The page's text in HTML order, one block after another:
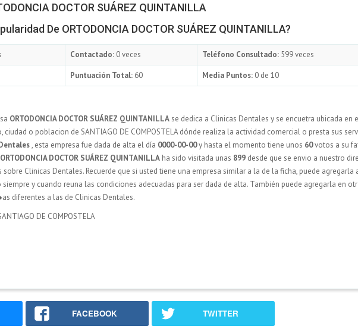
DOCTOR SUÁREZ QUINTANILLA
De ORTODONCIA DOCTOR SUÁREZ QUINTANILLA?
Contactado: 0 veces Teléfono Consultado: 599 veces
Puntuación Total: 60 Media Puntos: 0 de 10
ORTODONCIA DOCTOR SUÁREZ QUINTANILLAse dedica a Clinicas Dentales y se encuetra ubicada en
ciudad o poblacion de SANTIAGO DE COMPOSTELA dónde realiza la actividad comercial o presta sus
, esta empresa fue dada de alta el día 0000-00-00y hasta el momento tiene unos 60votos a su
ORTODONCIA DOCTOR SUÁREZ QUINTANILLA ha sido visitada unas 899 desde que se envio a nuestro
sobre Clinicas Dentales. Recuerde que si usted tiene una empresa similar a la de la ficha, puede agregarla
siempre y cuando reuna las condiciones adecuadas para ser dada de alta. También puede agregarla en
diferentes a las de Clinicas Dentales.
DE COMPOSTELA
FACEBOOK TWITTER